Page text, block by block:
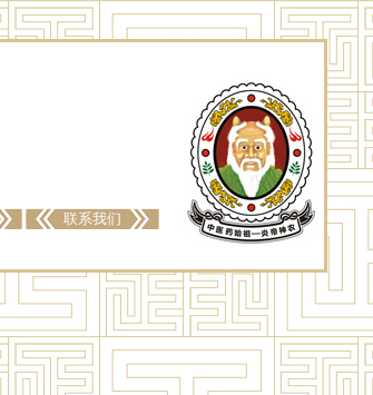
联系我们